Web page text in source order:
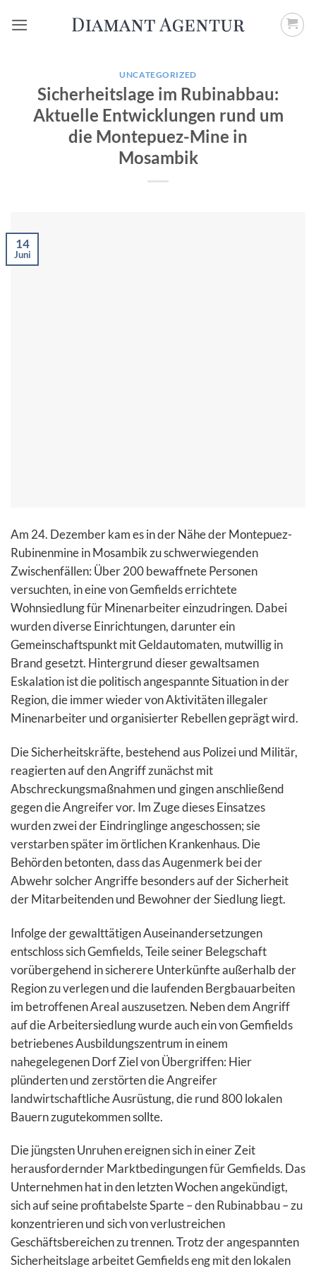
Inhalt
UNCATEGORIZED
Sicherheitslage im Rubinabbau:
Aktuelle Entwicklungen rund um
die Montepuez-Mine in
Mosambik
14
Juni
Am 24. Dezember kam es in der Nähe der Montepuez-
Rubinenmine in Mosambik zu schwerwiegenden
Zwischenfällen: Über 200 bewaffnete Personen
versuchten, in eine von Gemfields errichtete
Wohnsiedlung für Minenarbeiter einzudringen. Dabei
wurden diverse Einrichtungen, darunter ein
Gemeinschaftspunkt mit Geldautomaten, mutwillig in
Brand gesetzt. Hintergrund dieser gewaltsamen
Eskalation ist die politisch angespannte Situation in der
Region, die immer wieder von Aktivitäten illegaler
Minenarbeiter und organisierter Rebellen geprägt wird.
Die Sicherheitskräfte, bestehend aus Polizei und Militär,
reagierten auf den Angriff zunächst mit
Abschreckungsmaßnahmen und gingen anschließend
gegen die Angreifer vor. Im Zuge dieses Einsatzes
wurden zwei der Eindringlinge angeschossen; sie
verstarben später im örtlichen Krankenhaus. Die
Behörden betonten, dass das Augenmerk bei der
Abwehr solcher Angriffe besonders auf der Sicherheit
der Mitarbeitenden und Bewohner der Siedlung liegt.
Infolge der gewalttätigen Auseinandersetzungen
entschloss sich Gemfields, Teile seiner Belegschaft
vorübergehend in sicherere Unterkünfte außerhalb der
Region zu verlegen und die laufenden Bergbauarbeiten
im betroffenen Areal auszusetzen. Neben dem Angriff
auf die Arbeitersiedlung wurde auch ein von Gemfields
betriebenes Ausbildungszentrum in einem
nahegelegenen Dorf Ziel von Übergriffen: Hier
plünderten und zerstörten die Angreifer
landwirtschaftliche Ausrüstung, die rund 800 lokalen
Bauern zugutekommen sollte.
Die jüngsten Unruhen ereignen sich in einer Zeit
herausfordernder Marktbedingungen für Gemfields. Das
Unternehmen hat in den letzten Wochen angekündigt,
sich auf seine profitabelste Sparte – den Rubinabbau – zu
konzentrieren und sich von verlustreichen
Geschäftsbereichen zu trennen. Trotz der angespannten
Sicherheitslage arbeitet Gemfields eng mit den lokalen